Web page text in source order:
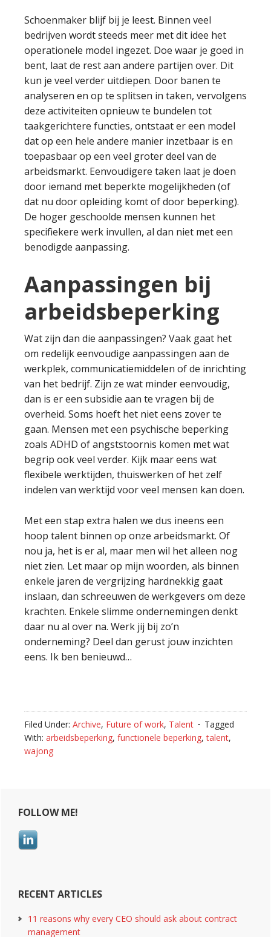
Schoenmaker blijf bij je leest. Binnen veel
bedrijven wordt steeds meer met dit idee het
operationele model ingezet. Doe waar je goed in
bent, laat de rest aan andere partijen over. Dit
kun je veel verder uitdiepen. Door banen te
analyseren en op te splitsen in taken, vervolgens
deze activiteiten opnieuw te bundelen tot
taakgerichtere functies, ontstaat er een model
dat op een hele andere manier inzetbaar is en
toepasbaar op een veel groter deel van de
arbeidsmarkt. Eenvoudigere taken laat je doen
door iemand met beperkte mogelijkheden (of
dat nu door opleiding komt of door beperking).
De hoger geschoolde mensen kunnen het
specifiekere werk invullen, al dan niet met een
benodigde aanpassing.
Aanpassingen bij
arbeidsbeperking
Wat zijn dan die aanpassingen? Vaak gaat het
om redelijk eenvoudige aanpassingen aan de
werkplek, communicatiemiddelen of de inrichting
van het bedrijf. Zijn ze wat minder eenvoudig,
dan is er een subsidie aan te vragen bij de
overheid. Soms hoeft het niet eens zover te
gaan. Mensen met een psychische beperking
zoals ADHD of angststoornis komen met wat
begrip ook veel verder. Kijk maar eens wat
flexibele werktijden, thuiswerken of het zelf
indelen van werktijd voor veel mensen kan doen.
Met een stap extra halen we dus ineens een
hoop talent binnen op onze arbeidsmarkt. Of
nou ja, het is er al, maar men wil het alleen nog
niet zien. Let maar op mijn woorden, als binnen
enkele jaren de vergrijzing hardnekkig gaat
inslaan, dan schreeuwen de werkgevers om deze
krachten. Enkele slimme ondernemingen denkt
daar nu al over na. Werk jij bij zo’n
onderneming? Deel dan gerust jouw inzichten
eens. Ik ben benieuwd…
Filed Under: Archive, Future of work, Talent
Tagged
With: arbeidsbeperking, functionele beperking,talent,
wajong
Primary
Sidebar
FOLLOW ME!
RECENT ARTICLES
11 reasons why every CEO should ask about contract
management